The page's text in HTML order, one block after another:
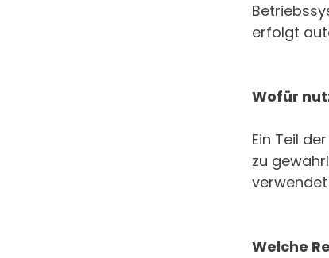
erfolgt
Wofür
Ein Teil
zu
Welche